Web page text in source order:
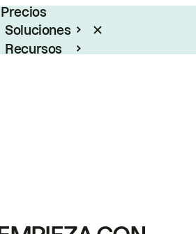
Precios
Soluciones
Recursos